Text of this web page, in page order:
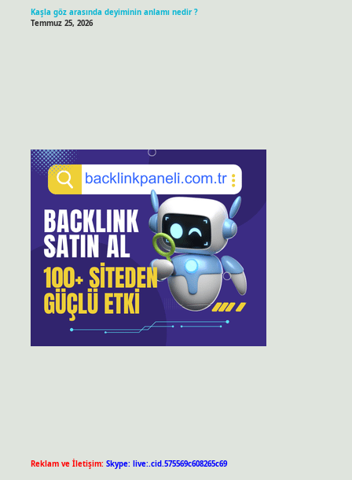
Kaşla göz arasında deyiminin anlamı nedir ?
Temmuz 25, 2026
Reklam ve İletişim: Skype: live:.cid.575569c608265c69